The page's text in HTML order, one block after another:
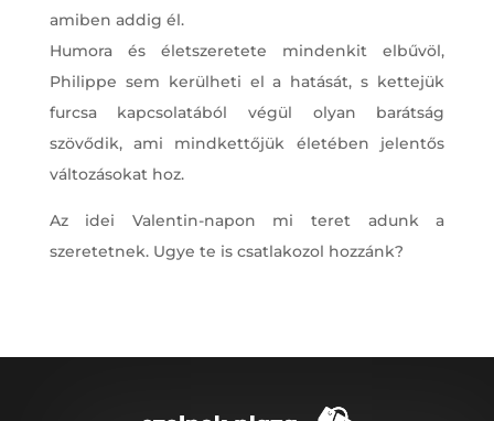
amiben addig él.
Humora és életszeretete mindenkit elbűvöl,
Philippe sem kerülheti el a hatását, s kettejük
furcsa kapcsolatából végül olyan barátság
szövődik, ami mindkettőjük életében jelentős
változásokat hoz.
Az idei Valentin-napon mi teret adunk a
szeretetnek. Ugye te is csatlakozol hozzánk?